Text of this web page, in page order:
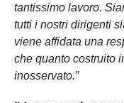
tantissimo lavoro.
tutti i nostri dirigenti
viene affidata una
che quanto costruito
inosservato.”